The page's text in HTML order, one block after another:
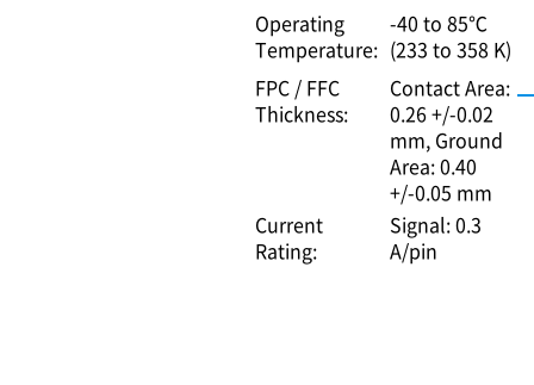
Operating
Temperature:
-40 to 85℃
(233 to 358 K)
FPC / FFC
Thickness:
Contact Area:
0.26 +/-0.02
mm Ground
Area: 0.40
+/-0.05 mm
Current
Rating:
Signal: 0.3
A/pin